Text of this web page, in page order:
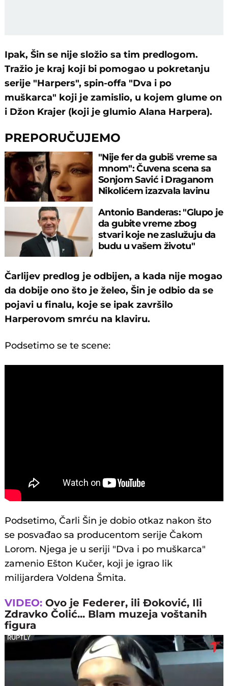
Ipak, Šin se nije složio sa tim predlogom.
Tražio je kraj koji bi pomogao u pokretanju
serije "Harpers", spin-offa "Dva i po
muškarca" koji je zamislio, u kojem glume on
i Džon Krajer (koji je glumio Alana Harpera).
PREPORUČUJEMO
"Nije fer da gubiš vreme sa
mnom": Čuvena scena sa
Sonjom Savić i Draganom
Nikolićem izazvala lavinu
Antonio Banderas: "Glupo je
da gubite vreme zbog
stvari koje ne zaslužuju da
budu u vašem životu"
Čarlijev predlog je odbijen, a kada nije mogao
da dobije ono što je želeo, Šin je odbio da se
pojavi u finalu, koje se ipak završilo
Harperovom smrću na klaviru.
Podsetimo se te scene:
Podsetimo, Čarli Šin je dobio otkaz nakon što
se posvađao sa producentom serije Čakom
Lorom. Njega je u seriji "Dva i po muškarca"
zamenio Ešton Kučer, koji je igrao lik
milijardera Voldena Šmita.
VIDEO:Ovo je Federer, ili Đoković, Ili
Zdravko Čolić... Blam muzeja voštanih
figura